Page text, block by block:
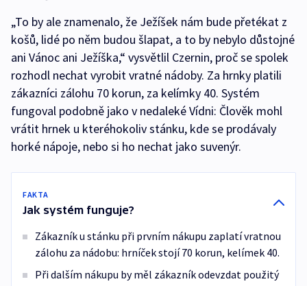
„To by ale znamenalo, že Ježíšek nám bude přetékat z
košů, lidé po něm budou šlapat, a to by nebylo důstojné
ani Vánoc ani Ježíška,“ vysvětlil Czernin, proč se spolek
rozhodl nechat vyrobit vratné nádoby. Za hrnky platili
zákazníci zálohu 70 korun, za kelímky 40. Systém
fungoval podobně jako v nedaleké Vídni: Člověk mohl
vrátit hrnek u kteréhokoliv stánku, kde se prodávaly
horké nápoje, nebo si ho nechat jako suvenýr.
FAKTA
Jak systém funguje?
Zákazník u stánku při prvním nákupu zaplatí vratnou
zálohu za nádobu: hrníček stojí 70 korun, kelímek 40.
Při dalším nákupu by měl zákazník odevzdat použitý